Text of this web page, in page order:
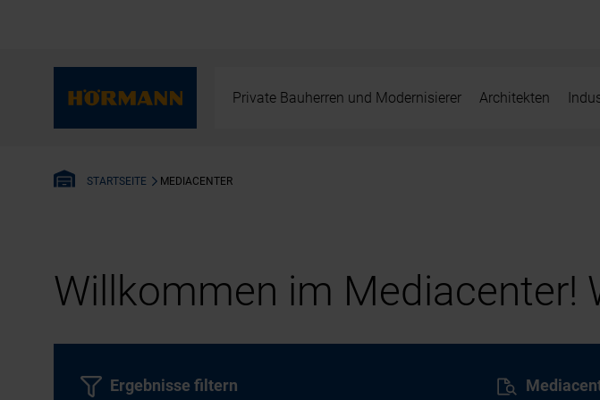
Private Bauherren und Modernisierer Architekten
STARTSEITE MEDIACENTER
Willkommen im Mediacenter!
Ergebnisse filtern